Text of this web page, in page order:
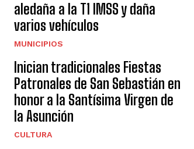
aledaña a la T1 IMSS y daña
varios vehículos
MUNICIPIOS
Inician tradicionales Fiestas
Patronales de San Sebastián en
honor a la Santísima Virgen de
la Asunción
CULTURA